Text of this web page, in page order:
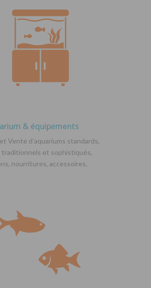
& équipements
Vente d’aquariums standards,
traditionnels et sophistiqués,
nourritures, accessoires.